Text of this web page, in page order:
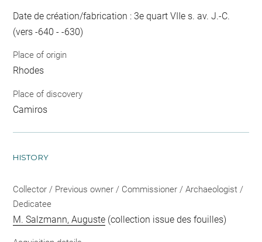
Date de création/fabrication : 3e quart VIIe s. av. J.-C.
(vers -640 - -630)
Place of origin
Rhodes
Place of discovery
Camiros
HISTORY
Collector / Previous owner / Commissioner / Archaeologist /
Dedicatee
M. Salzmann, Auguste (collection issue des fouilles)